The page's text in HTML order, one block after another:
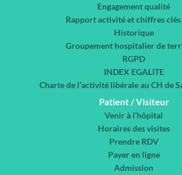
Engagement qualité
Rapport activité et chiffres
Historique
Groupement hospitalier de
RGPD
INDEX EGALITE
Charte de l’activité libérale au CH de
Patient / Visiteur
Venir à l’hôpital
Horaires des visites
Prendre RDV
Payer en ligne
Admission